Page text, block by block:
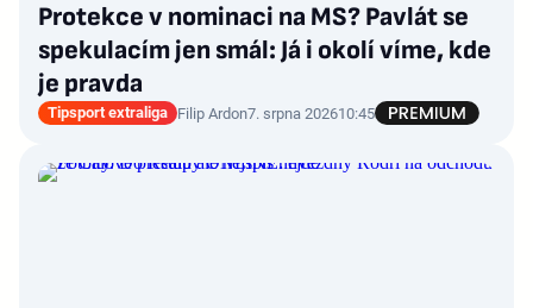
Protekce v nominaci na MS? Pavlát se
spekulacím jen smál: Já i okolí víme, kde
je pravda
Tipsport extraliga Filip Ardon7. srpna 202610:45